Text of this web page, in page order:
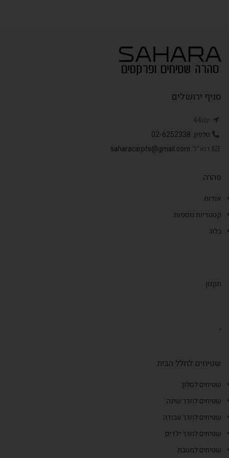
סניף ירושלים
יפו44
טלפון: 02-6252338
דוא"ל: saharacarpts@gmail.com
סהרה
אודות
קטגוריות נוספות
בלוג
תקנון
,
שטיחים לחלל הבית
שטיחים לסלון
שטיחים לחדר שינה
שטיחים לחדר עבודה
שטיחים לחדר ילדים
שטיחים למטבח